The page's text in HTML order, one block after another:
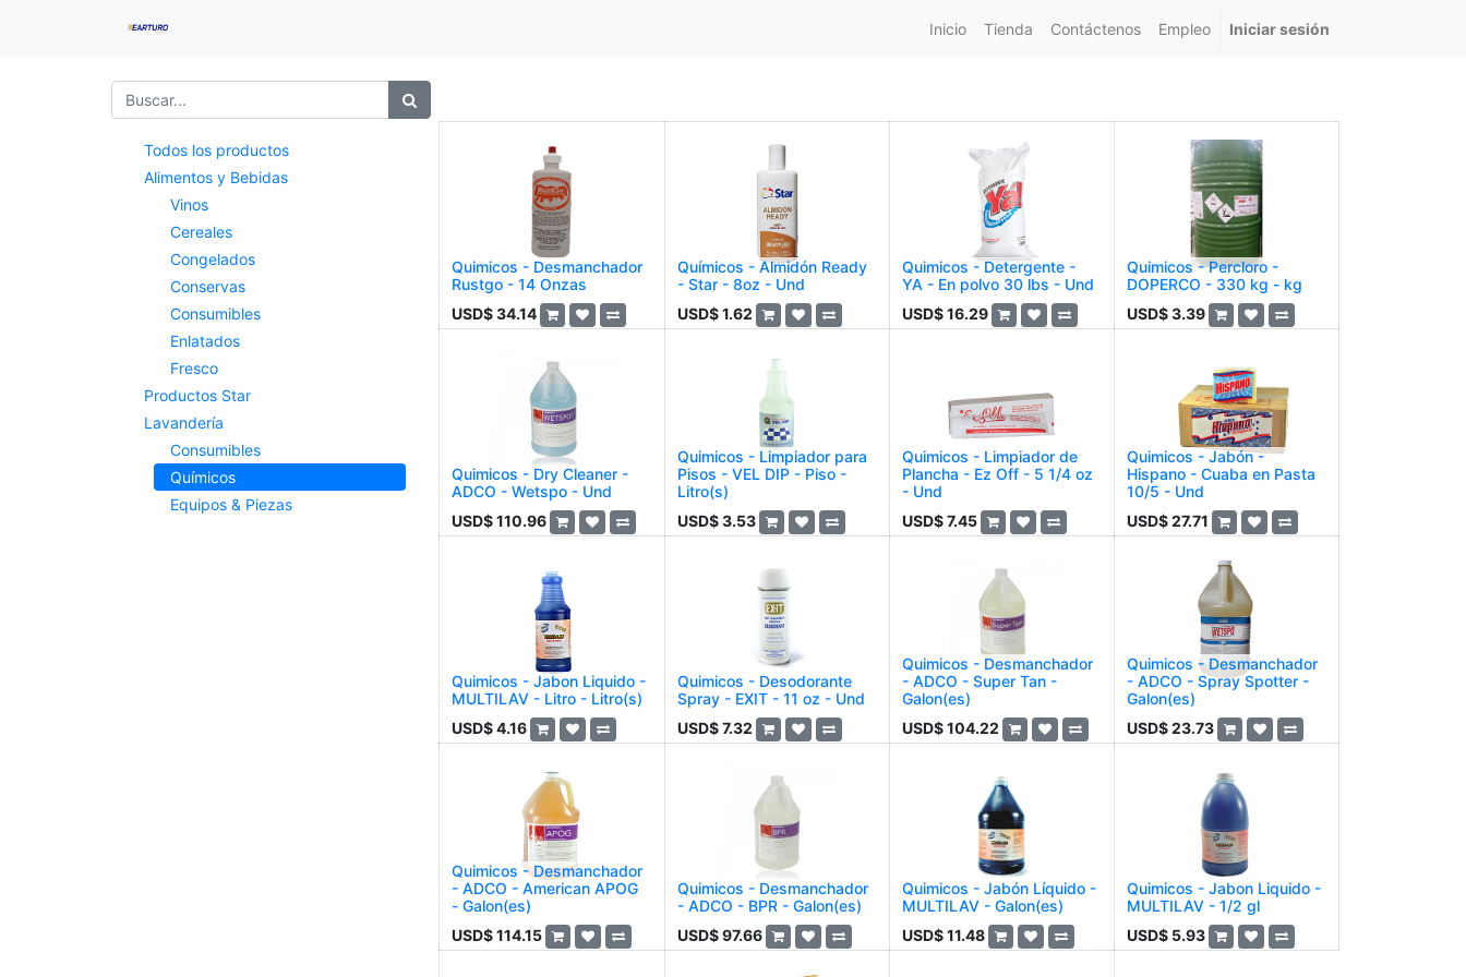
Inicio Tienda Contáctenos Empleo Iniciar sesión
Todos los productos
Alimentos y Bebidas
Vinos
Cereales
Congelados
Conservas
Consumibles
Enlatados
Fresco
Productos Star
Lavandería
Consumibles
Químicos
Equipos & Piezas
Quimicos - Desmanchador
Rustgo - 14 Onzas
USD$34.14
Químicos - Almidón Ready
- Star - 8oz - Und
USD$1.62
Quimicos - Detergente -
YA - En polvo 30 lbs - Und
USD$16.29
Quimicos - Percloro -
DOPERCO - 330 kg - kg
USD$3.39
Quimicos - Dry Cleaner -
ADCO - Wetspo - Und
USD$110.96
Quimicos - Limpiador para
Pisos - VEL DIP - Piso -
Litro(s)
USD$3.53
Quimicos - Limpiador de
Plancha - Ez Off - 5 1/4 oz
- Und
USD$7.45
Quimicos - Jabón -
Hispano - Cuaba en Pasta
10/5 - Und
USD$27.71
Quimicos - Jabon Liquido -
MULTILAV - Litro - Litro(s)
USD$4.16
Quimicos - Desodorante
Spray - EXIT - 11 oz - Und
USD$7.32
Quimicos - Desmanchador
- ADCO - Super Tan -
Galon(es)
USD$104.22
Quimicos - Desmanchador
- ADCO - Spray Spotter -
Galon(es)
USD$23.73
Quimicos - Desmanchador
- ADCO - American APOG
- Galon(es)
USD$114.15
Quimicos - Desmanchador
- ADCO - BPR - Galon(es)
USD$97.66
Quimicos - Jabón Líquido -
MULTILAV - Galon(es)
USD$11.48
Quimicos - Jabon Liquido -
MULTILAV - 1/2 gl
USD$ 5.93